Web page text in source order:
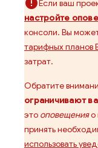
Если ваш
настройте
консоли. Вы
тарифных планов
затрат.
Обратите
ограничивают
это оповещенияо
принять
использовать